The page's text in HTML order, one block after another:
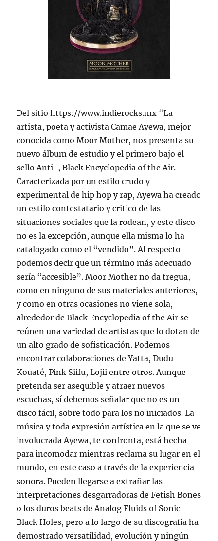
Del sitio https://www.indierocks.mx “La
artista, poeta y activista Camae Ayewa, mejor
conocida como Moor Mother, nos presenta su
nuevo álbum de estudio y el primero bajo el
sello Anti-, Black Encyclopedia of the Air.
Caracterizada por un estilo crudo y
experimental de hip hop y rap, Ayewa ha creado
un estilo contestatario y crítico de las
situaciones sociales que la rodean, y este disco
no es la excepción, aunque ella misma lo ha
catalogado como el “vendido”. Al respecto
podemos decir que un término más adecuado
sería “accesible”. Moor Mother no da tregua,
como en ninguno de sus materiales anteriores,
y como en otras ocasiones no viene sola,
alrededor de Black Encyclopedia of the Air se
reúnen una variedad de artistas que lo dotan de
un alto grado de sofisticación. Podemos
encontrar colaboraciones de Yatta, Dudu
Kouaté, Pink Siifu, Lojii entre otros. Aunque
pretenda ser asequible y atraer nuevos
escuchas, sí debemos señalar que no es un
disco fácil, sobre todo para los no iniciados. La
música y toda expresión artística en la que se ve
involucrada Ayewa, te confronta, está hecha
para incomodar mientras reclama su lugar en el
mundo, en este caso a través de la experiencia
sonora. Pueden llegarse a extrañar las
interpretaciones desgarradoras de Fetish Bones
o los duros beats de Analog Fluids of Sonic
Black Holes, pero a lo largo de su discografía ha
demostrado versatilidad, evolución y ningún